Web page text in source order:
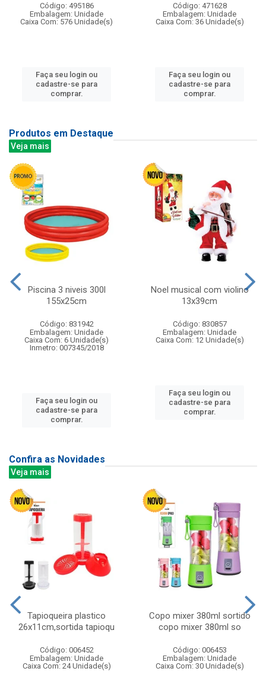
Código: 495186
Embalagem: Unidade
Caixa Com: 576 Unidade(s)
Faça seu login ou
cadastre-se para
comprar.
Código: 471628
Embalagem: Unidade
Caixa Com: 36 Unidade(s)
Faça seu login ou
cadastre-se para
comprar.
Produtos em Destaque
Veja mais
Piscina 3 niveis 300l
155x25cm
Código: 831942
Embalagem: Unidade
Caixa Com: 6 Unidade(s)
Inmetro: 007345/2018
Faça seu login ou
cadastre-se para
comprar.
Noel musical com violino
13x39cm
Código: 830857
Embalagem: Unidade
Caixa Com: 12 Unidade(s)
Faça seu login ou
cadastre-se para
comprar.
Confira as Novidades
Veja mais
Tapioqueira plastico
26x11cm,sortida tapioqu
Código: 006452
Embalagem: Unidade
Caixa Com: 24 Unidade(s)
Copo mixer 380ml sortido
copo mixer 380ml so
Código: 006453
Embalagem: Unidade
Caixa Com: 30 Unidade(s)